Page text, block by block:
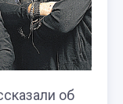
об